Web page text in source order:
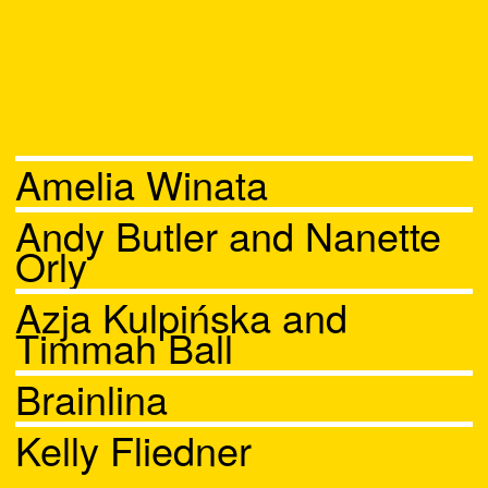
Amelia Winata
Andy Butler and Nanette
Orly
Azja Kulpińska and
Timmah Ball
Brainlina
Kelly Fliedner